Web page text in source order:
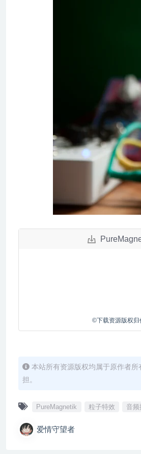
©下载资源版权归
本站所有资源版权均属于原作者
担。
PureMagnetik 粒子特效 音频
爱情守望者